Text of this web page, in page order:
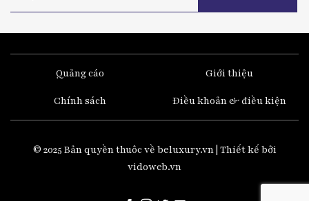
Quảng cáo Giới thiệu
Chính sách Điều khoản & điều kiện
© 2025 Bản quyền thuôc về beluxury.vn | Thiết kế bởi
vidoweb.vn